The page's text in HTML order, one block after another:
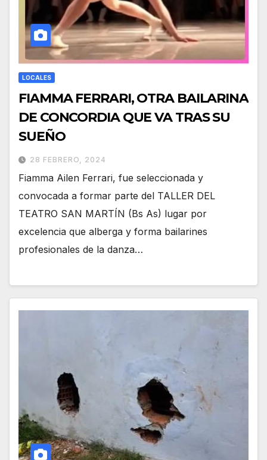
LOCALES
FIAMMA FERRARI, OTRA BAILARINA
DE CONCORDIA QUE VA TRAS SU
SUEÑO
28 FEBRERO, 2024
Fiamma Ailen Ferrari, fue seleccionada y
convocada a formar parte del TALLER DEL
TEATRO SAN MARTÍN (Bs As) lugar por
excelencia que alberga y forma bailarines
profesionales de la danza…